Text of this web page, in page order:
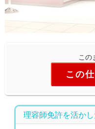
この
この
理容師免許を活か